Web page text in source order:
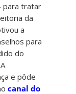
para tratar
da
a
para
do
e pôde
canal do